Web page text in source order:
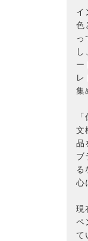
イ
色
っ
し
ー
レ
集
文
品
ブ
る
心
現
ペ
て